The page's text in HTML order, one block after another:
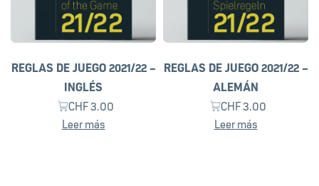
REGLAS DE JUEGO 2021/22 –
INGLÉS
CHF3.00
Leer más
REGLAS DE JUEGO 2021/22 –
ALEMÁN
CHF3.00
Leer más